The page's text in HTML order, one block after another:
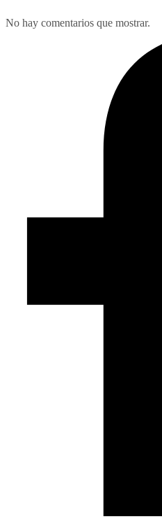
No hay comentarios que mostrar.